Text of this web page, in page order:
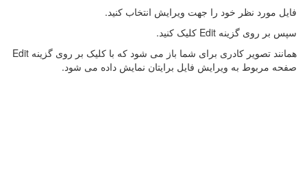
فایل مورد نظر خود را جهت ویرایش انتخاب کنید.
سپس بر روی گزینه Edit کلیک کنید.
همانند تصویر کادری برای شما باز می شود که با کلیک بر روی گزینه Edit
صفحه مربوط به ویرایش فایل برایتان نمایش داده می شود.